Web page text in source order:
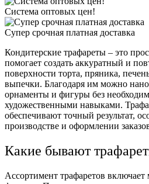
Система оптовых цен!
Супер срочная платная доставка
Кондитерские трафареты – это
помогает создать аккуратный и
поверхности торта, пряника,
выпечки. Благодаря им можно
орнаменты и фигуры без
художественными навыками.
обеспечивают точный результат,
производстве и оформлении
Какие бывают
Ассортимент трафаретов